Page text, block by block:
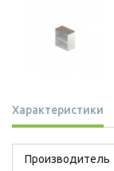
Характеристики
Производитель